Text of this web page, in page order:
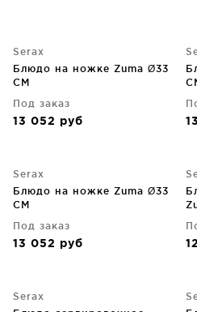
Serax
Блюдо на ножке Zuma Ø33
CM
Под заказ
13 052 руб
Serax
Блюдо на ножке Zuma Ø33
CM
Под заказ
13 052 руб
Serax